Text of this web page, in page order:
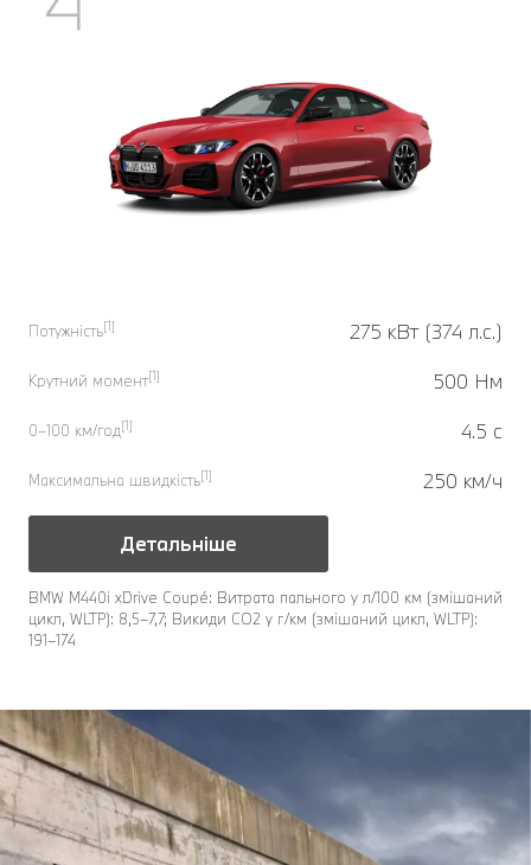
Потужність[1] 275 кВт (374 л.с.)
Крутний момент[1] 500 Нм
0–100 км/год[1] 4.5 с
Максимальна швидкість[1] 250 км/ч
Детальніше
BMW M440i xDrive Coupé: Витрата пального у л/100 км (змішаний
цикл, WLTP): 8,5–7,7; Викиди CO2 у г/км (змішаний цикл, WLTP):
191–174